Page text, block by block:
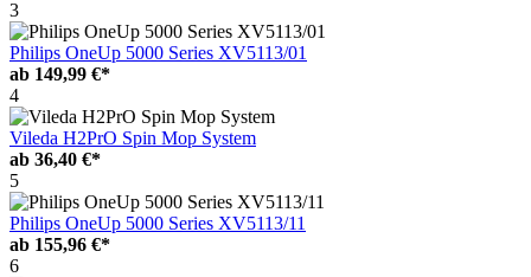
3
Philips OneUp 5000 Series XV5113/01
ab 149,99 €*
4
Vileda H2PrO Spin Mop System
ab 36,40 €*
5
Philips OneUp 5000 Series XV5113/11
ab 155,96 €*
6